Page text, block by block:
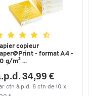
copieur
- format A4 -
g/m² ...
34,99 €
ctn à.p.d. 8 ctn de 10 x